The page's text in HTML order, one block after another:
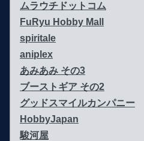
ムラウチドットコム
FuRyu Hobby Mall
spiritale
aniplex
あみあみ その3
ブーストギア その2
グッドスマイルカンパニー
HobbyJapan
駿河屋